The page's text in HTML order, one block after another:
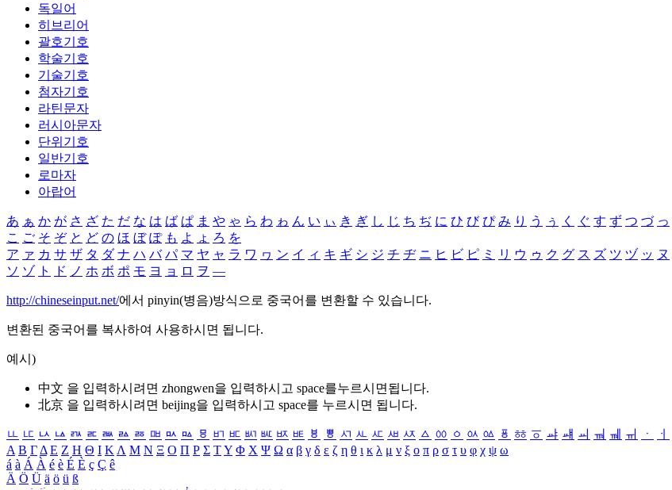
독일어
히브리어
괄호기호
학술기호
기술기호
첨자기호
라틴문자
러시아문자
단위기호
일반기호
로마자
아랍어
あ ぁ か が さ ざ た だ な は ば ぱ ま や ゃ ら わ ゎ ん い ぃ き ぎ し じ ち ぢ に ひ び ぴ み り う ぅ く ぐ す ず つ づ っ
こ ご そ ぞ と ど の ほ ぼ ぽ も よ ょ ろ を
ア ァ カ サ ザ タ ダ ナ ハ バ パ マ ヤ ャ ラ ワ ヮ ン イ ィ キ ギ シ ジ チ ヂ ニ ヒ ビ ピ ミ リ ウ ゥ ク グ ス ズ ツ ヅ ッ ヌ
ソ ゾ ト ド ノ ホ ボ ポ モ ヨ ョ ロ ヲ ―
http://chineseinput.net/에서 pinyin(병음)방식으로 중국어를 변환할 수 있습니다.
변환된 중국어를 복사하여 사용하시면 됩니다.
예시)
中文 을 입력하시려면 zhongwen을 입력하시고 space를누르시면됩니다.
北京 을 입력하시려면 beijing을 입력하시고 space를 누르시면 됩니다.
ㅥ ㅦ ㅧ ㅨ ㅩ ㅪ ㅫ ㅬ ㅭ ㅮ ㅯ ㅰ ㅱ ㅲ ㅳ ㅴ ㅵ ㅶ ㅷ ㅸ ㅹ ㅺ ㅻ ㅼ ㅽ ㅾ ㅿ ㆀ ㆁ ㆂ ㆃ ㆄ ㆅ ㆆ ㆇ ㆈ ㆉ ㆊ ㆋ ㆌ ㆍ
ㆎ
Α Β ΓΔ Ε Ζ Η Θ Ι ΚΛ Μ Ν Ξ Ο Π Ρ Σ ΤΥ Φ Χ Ψ Ω α β γ δ ε ζ η θ ι κ λ μ ν ξ ο π ρ σ τ υ φ χ ψ ω
á à Á À é è É È ç Ç ê
Ä Ö Ü ä ö ü ß